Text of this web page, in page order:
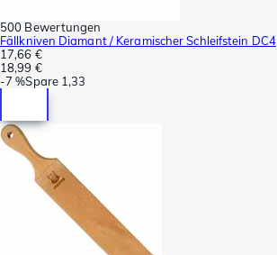
500 Bewertungen
Fällkniven Diamant / Keramischer Schleifstein DC4
17,66 €
18,99 €
-7 %Spare 1,33